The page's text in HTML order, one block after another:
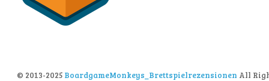
© 2013-2025 BoardgameMonkeys_Brettspielrezensionen All